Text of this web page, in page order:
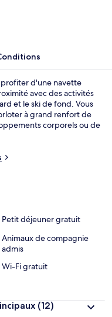
profiter d'une navette
avec des activités
et le ski de fond. Vous
à grand renfort de
corporels ou de
exploitation viticole
Petit déjeuner gratuit
Animaux de compagnie
admis
Wi-Fi gratuit
(12)